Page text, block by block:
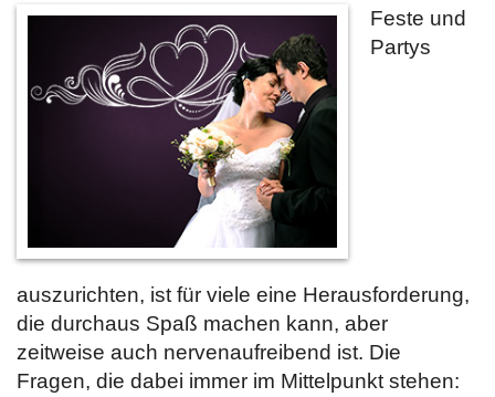
Feste und
Partys
auszurichten, ist für viele eine Herausforderung,
die durchaus Spaß machen kann, aber
zeitweise auch nervenaufreibend ist. Die
Fragen, die dabei immer im Mittelpunkt stehen: